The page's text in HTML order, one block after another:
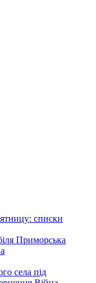
списки
Приморська
села під